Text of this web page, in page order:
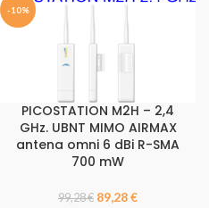
-10%
PICOSTATION M2H – 2,4
GHz. UBNT MIMO AIRMAX
antena omni 6 dBi R-SMA
700 mW
99,28€ 89,28€